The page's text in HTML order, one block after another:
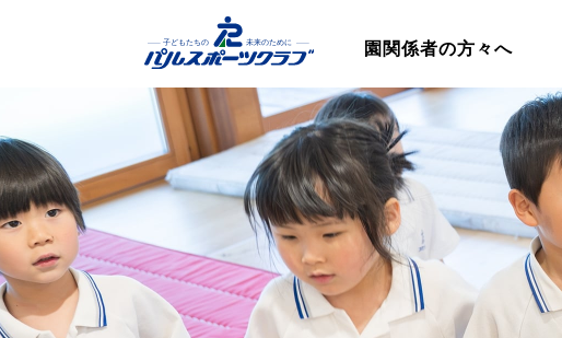
園関係者の方々へ